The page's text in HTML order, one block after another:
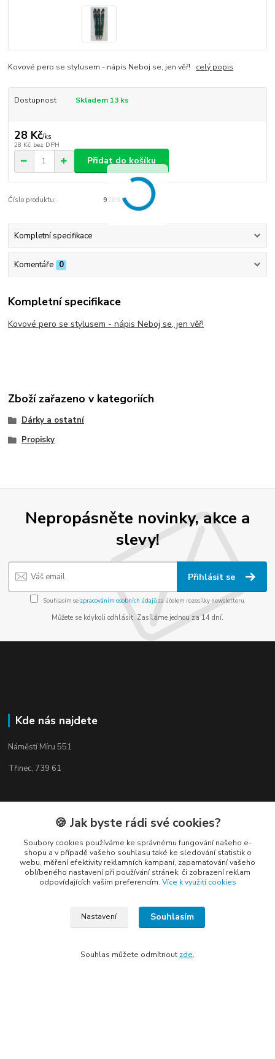
Kovové pero se stylusem - nápis Neboj se, jen věř! celý popis
Dostupnost Skladem 13 ks
28 Kč/ks
28 Kč bez DPH
Přidat do košíku
Číslo produktu: 9209
Kompletní specifikace
Komentáře 0
Kompletní specifikace
Kovové pero se stylusem - nápis Neboj se, jen věř!
Zboží zařazeno v kategoriích
Dárky a ostatní
Propisky
Nepropásněte novinky, akce a
slevy!
Přihlásit se
Souhlasím se zpracováním osobních údajůza účelem rozesílky newsletteru.
Můžete se kdykoli odhlásit. Zasíláme jednou za 14 dní.
Kde nás najdete
Náměstí Míru 551
Třinec, 739 61
+420 775688827 +420 737670415
🍪 Jak byste rádi své cookies?
Soubory cookies používáme ke správnému fungování našeho e-
shopu a v případě vašeho souhlasu také ke sledování statistik o
webu, měření efektivity reklamních kampaní, zapamatování vašeho
oblíbeného nastavení při používání stránek, či zobrazení reklam
odpovídajících vašim preferencím. Více k využití cookies
Nastavení Souhlasím
Souhlas můžete odmítnout zde.